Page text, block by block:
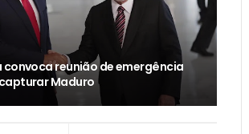
convoca reunião de emergência
Maduro